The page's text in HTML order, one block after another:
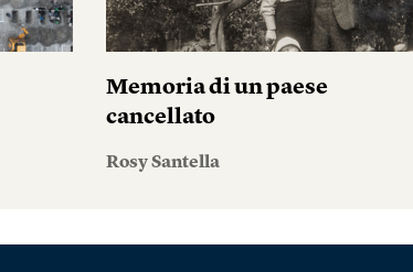
Memoria di un paese
cancellato
Rosy Santella